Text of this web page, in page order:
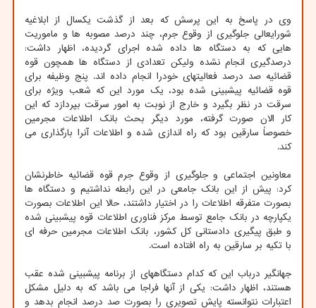
وی در پاسخ به این پرسش که بعد از گذشت یکسال از ابلاغیه
شورایعالی جلوگیری از وقوع جرم، چند درصد مصوبه ها و ماموریت
هایی که به دستگاه ها داده شده اجرای گردیده، اظهار داشت:
درصدگیری انجام نشده ولیکن تعدادی از دستگاه ها همچون قوه
قضائیه صد درصد فعالیتهای خودرا انجام داده اند. پنج وظیفه برای
قوه قضائیه پیشبینی شده بود، یک مورد این که شعب ویژه برای
سرقت در نظر بگیرد و خارج از نوبت به امور سرقت بپردازد که این
کار الان صورت گرفته، مورد دیگر بحث بانک اطلاعات مجرمین
خصوصاً سارقین بود که راه اندازی شده و اطلاعات آنرا بارگذاری می
کند.
معاونین اجتماعی و جلوگیری از وقوع جرم قوه قضائیه خاطرنشان
کرد: پیش از این بانک جامعی در این رابطه نداشتیم و دستگاه ها
بصورت متفرقه اطلاعات را در اختیار داشتند، حالا این اطلاعات بصورت
یکپارچه در بانک جامع توسط مرکز فناوری اطلاعات قوه پیشبینی شده
و طبق پیگیری دادستانی کل کشور، بانک اطلاعات مجرمین حرفه ای
با تکیه بر سارقین به راه افتاده است.
جهانگیر درباب این که کدام دستگاههای از برنامه پیشبینی شده عقب
هستند، اظهار داشت: یکی از آنها فراجا می باشد که به دلیل مشکل
اعتبارات نتوانسته پایش تصویری را بصورت صد درصد انجام بدهد و